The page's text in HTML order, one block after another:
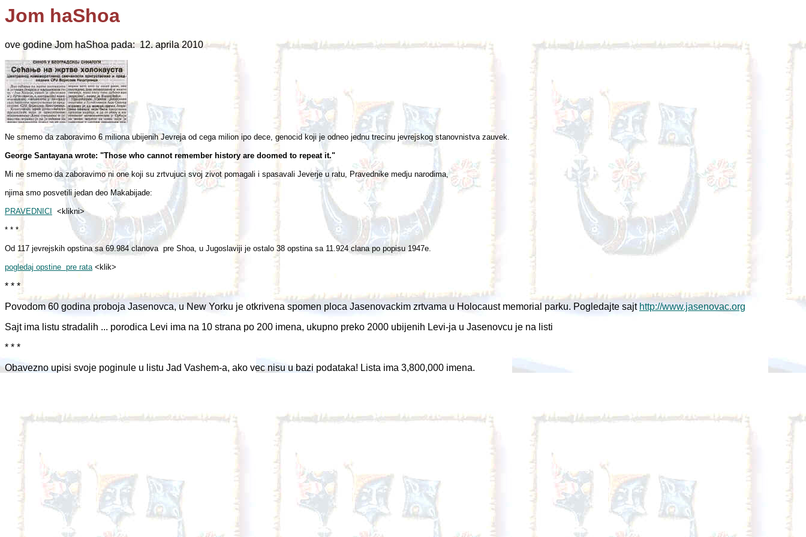
Jom haShoa
ove godine Jom haShoa pada: 12. aprila 2010
Ne smemo da zaboravimo 6 miliona ubijenih Jevreja od cega milion ipo dece, genocid koji je odneo jednu trecinu jevrejskog stanovnistva zauvek.
George Santayana wrote: "Those who cannot remember history are doomed to repeat it."
Mi ne smemo da zaboravimo ni one koji su zrtvujuci svoj zivot pomagali i spasavali Jeverje u ratu, Pravednike medju narodima,
njima smo posvetili jedan deo Makabijade:
PRAVEDNICI <klikni>
* * *
Od 117 jevrejskih opstina sa 69.984 clanova pre Shoa, u Jugoslaviji je ostalo 38 opstina sa 11.924 clana po popisu 1947e.
pogledaj opstine pre rata<klik>
* * *
Povodom 60 godina proboja Jasenovca, u New Yorku je otkrivena spomen ploca Jasenovackim zrtvama u Holocaust memorial parku. Pogledajte sajt http://www.jasenovac.org
Sajt ima listu stradalih ... porodica Levi ima na 10 strana po 200 imena, ukupno preko 2000 ubijenih Levi-ja u Jasenovcu je na listi
* * *
Obavezno upisi svoje poginule u listu Jad Vashem-a, ako vec nisu u bazi podataka! Lista ima 3,800,000 imena.